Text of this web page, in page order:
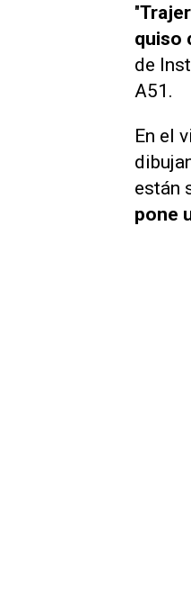
"
quiso
de
A51.
En el
están
pone